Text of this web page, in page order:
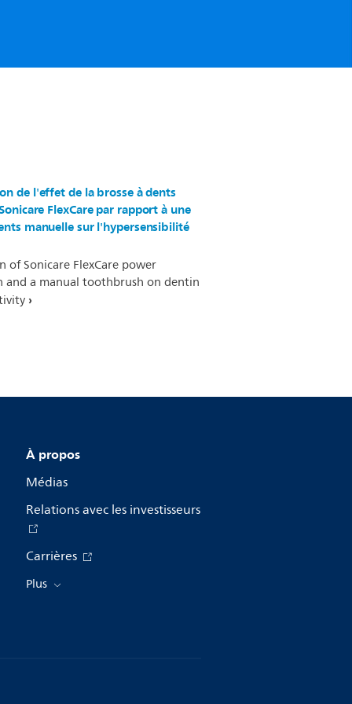
de l'effet de la brosse à dents
FlexCare par rapport à une
manuelle sur l'hypersensibilité
of Sonicare FlexCare power
and a manual toothbrush on dentin
À propos
Médias
Relations avec les investisseurs
Carrières
Plus